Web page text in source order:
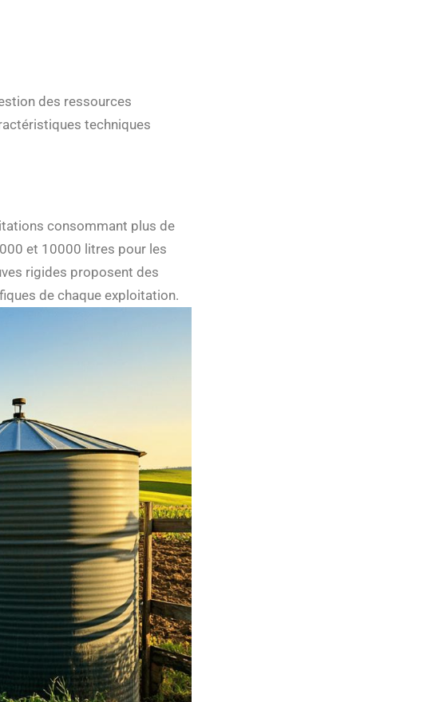
des ressources
techniques
consommant plus de
et 10000 litres pour les
rigides proposent des
de chaque exploitation.